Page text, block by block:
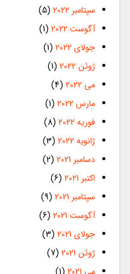
سپتامبر 2022
(5)
آگوست 2022
(1)
جولای 2022
(1)
ژوئن 2022
(1)
می 2022
(4)
مارس 2022
(1)
فوریه 2022
(8)
ژانویه 2022
(3)
دسامبر 2021
(2)
اکتبر 2021
(6)
سپتامبر 2021
(9)
آگوست 2021
(6)
جولای 2021
(3)
ژوئن 2021
(7)
می 2021
(1)